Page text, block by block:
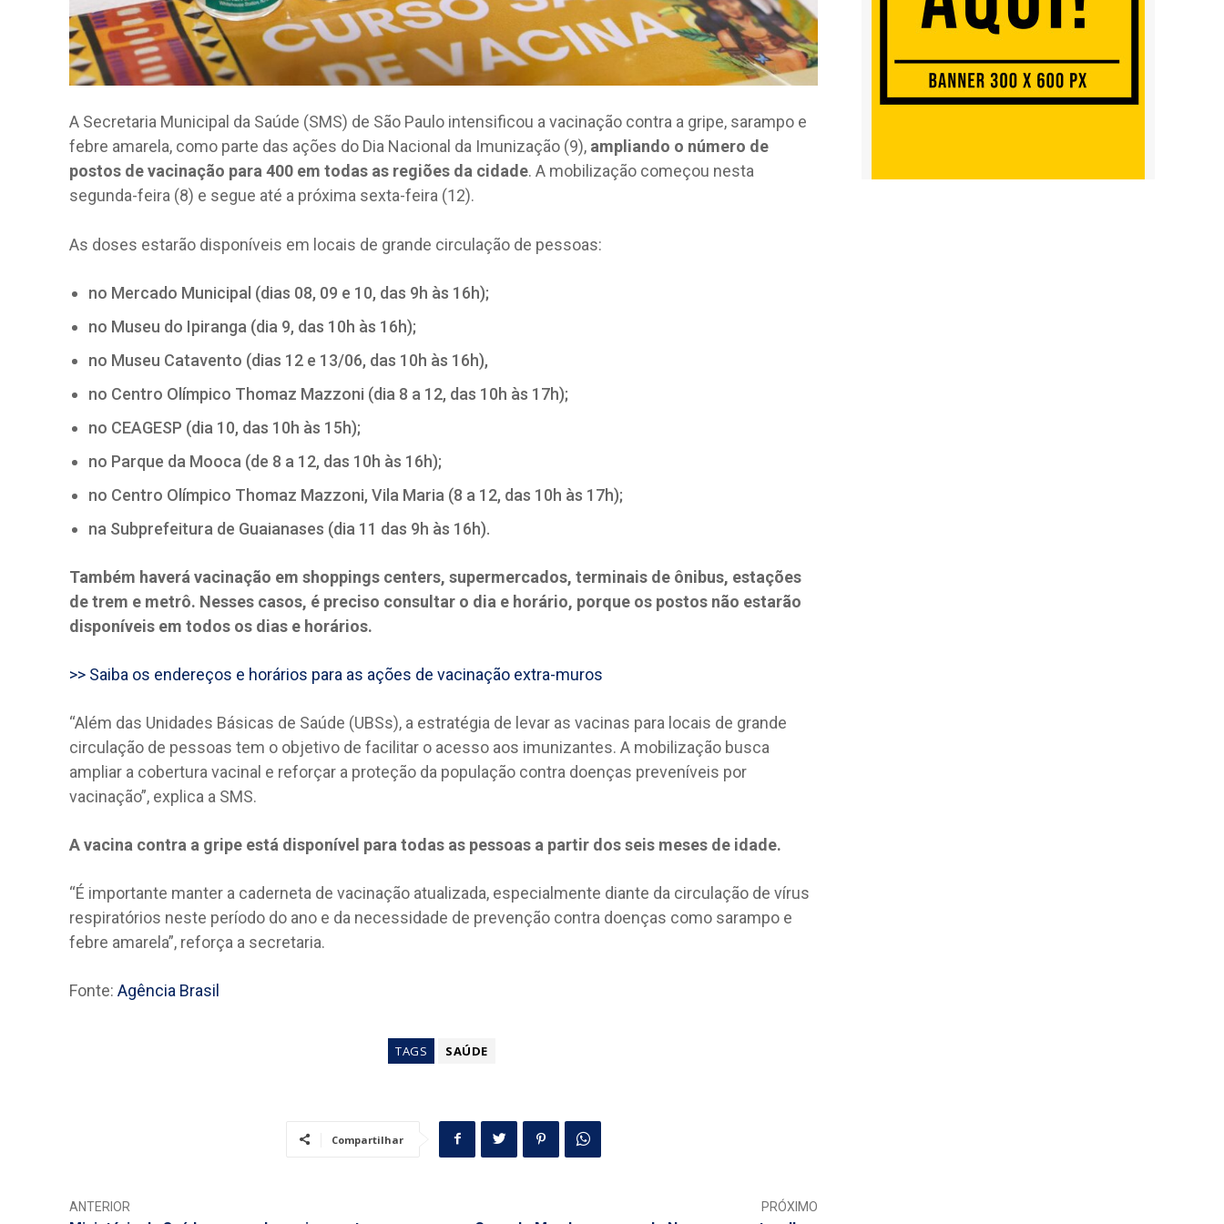
A Secretaria Municipal da Saúde (SMS) de São Paulo intensificou a vacinação contra a gripe, sarampo e
febre amarela, como parte das ações do Dia Nacional da Imunização (9), ampliando o número de
postos de vacinação para 400 em todas as regiões da cidade. A mobilização começou nesta
segunda-feira (8) e segue até a próxima sexta-feira (12).
As doses estarão disponíveis em locais de grande circulação de pessoas:
no Mercado Municipal (dias 08, 09 e 10, das 9h às 16h);
no Museu do Ipiranga (dia 9, das 10h às 16h);
no Museu Catavento (dias 12 e 13/06, das 10h às 16h),
no Centro Olímpico Thomaz Mazzoni (dia 8 a 12, das 10h às 17h);
no CEAGESP (dia 10, das 10h às 15h);
no Parque da Mooca (de 8 a 12, das 10h às 16h);
no Centro Olímpico Thomaz Mazzoni, Vila Maria (8 a 12, das 10h às 17h);
na Subprefeitura de Guaianases (dia 11 das 9h às 16h).
Também haverá vacinação em shoppings centers, supermercados, terminais de ônibus, estações
de trem e metrô. Nesses casos, é preciso consultar o dia e horário, porque os postos não estarão
disponíveis em todos os dias e horários.
>> Saiba os endereços e horários para as ações de vacinação extra-muros
“Além das Unidades Básicas de Saúde (UBSs), a estratégia de levar as vacinas para locais de grande
circulação de pessoas tem o objetivo de facilitar o acesso aos imunizantes. A mobilização busca
ampliar a cobertura vacinal e reforçar a proteção da população contra doenças preveníveis por
vacinação”, explica a SMS.
A vacina contra a gripe está disponível para todas as pessoas a partir dos seis meses de idade.
“É importante manter a caderneta de vacinação atualizada, especialmente diante da circulação de vírus
respiratórios neste período do ano e da necessidade de prevenção contra doenças como sarampo e
febre amarela”, reforça a secretaria.
Fonte: Agência Brasil
TAGS SAÚDE
Compartilhar
ANTERIOR PRÓXIMO